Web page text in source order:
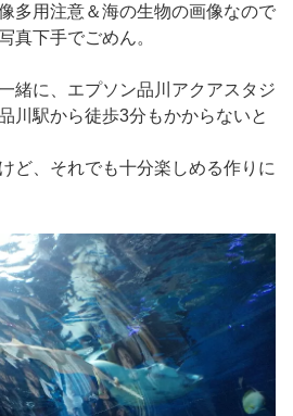
多用注意＆海の生物の画像なので
真下手でごめん。
緒に、エプソン品川アクアスタジ
川駅から徒歩3分もかからないと
ど、それでも十分楽しめる作りに